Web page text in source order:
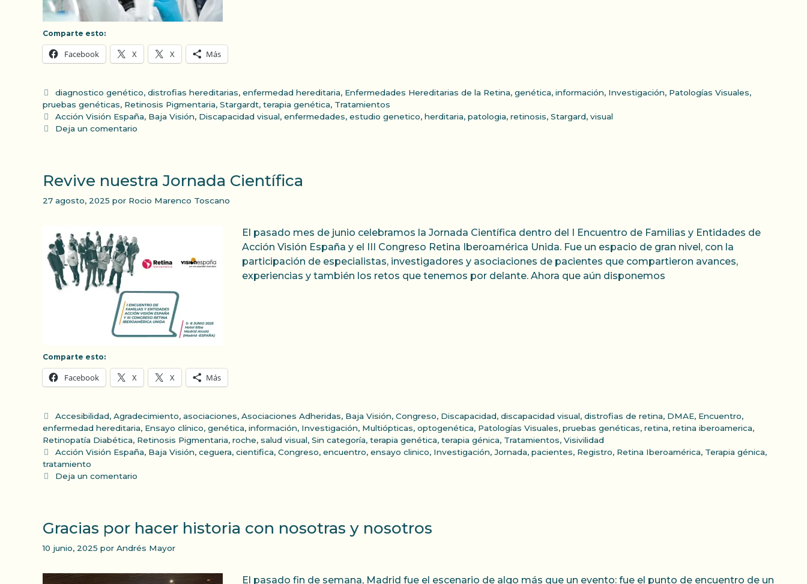
Comparte esto:
Facebook X X Más
Categorías
diagnostico genético, distrofias hereditarias, enfermedad hereditaria, Enfermedades Hereditarias de la Retina, genética, información, Investigación, Patologías Visuales,
pruebas genéticas, Retinosis Pigmentaria, Stargardt, terapia genética, Tratamientos
Etiquetas
Acción Visión España, Baja Visión, Discapacidad visual, enfermedades, estudio genetico, herditaria, patologia, retinosis, Stargard, visual
Deja un comentario
Revive nuestra Jornada Científica
27 agosto, 2025 por Rocio Marenco Toscano
El pasado mes de junio celebramos la Jornada Científica dentro del I Encuentro de Familias y Entidades de
Acción Visión España y el III Congreso Retina Iberoamérica Unida. Fue un espacio de gran nivel, con la
participación de especialistas, investigadores y asociaciones de pacientes que compartieron avances,
experiencias y también los retos que tenemos por delante. Ahora que aún disponemos
Comparte esto:
Facebook X X Más
Categorías
Accesibilidad, Agradecimiento, asociaciones, Asociaciones Adheridas, Baja Visión, Congreso, Discapacidad, discapacidad visual, distrofias de retina, DMAE, Encuentro,
enfermedad hereditaria, Ensayo clínico, genética, información, Investigación, Multiópticas, optogenética, Patologías Visuales, pruebas genéticas, retina, retina iberoamerica,
Retinopatía Diabética, Retinosis Pigmentaria, roche, salud visual, Sin categoría, terapia genética, terapia génica, Tratamientos, Visivilidad
Etiquetas
Acción Visión España, Baja Visión, ceguera, cientifica, Congreso, encuentro, ensayo clinico, Investigación, Jornada, pacientes, Registro, Retina Iberoamérica, Terapia génica,
tratamiento
Deja un comentario
Gracias por hacer historia con nosotras y nosotros
10 junio, 2025 por Andrés Mayor
El pasado fin de semana, Madrid fue el escenario de algo más que un evento: fue el punto de encuentro de un